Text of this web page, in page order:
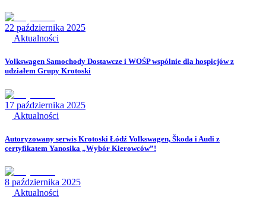
22 października 2025
Aktualności
Volkswagen Samochody Dostawcze i WOŚP wspólnie dla hospicjów z
udziałem Grupy Krotoski
17 października 2025
Aktualności
Autoryzowany serwis Krotoski Łódź Volkswagen, Škoda i Audi z
certyfikatem Yanosika „Wybór Kierowców”!
8 października 2025
Aktualności